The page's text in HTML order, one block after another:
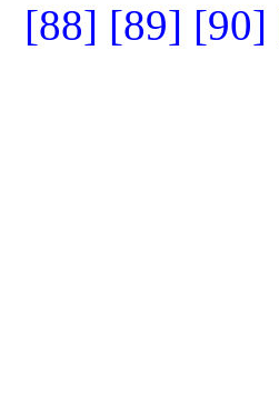
[88] [89] [90]